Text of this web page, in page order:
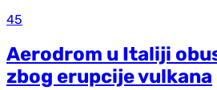
45
Aerodrom u Italiji
zbog erupcije vulkana